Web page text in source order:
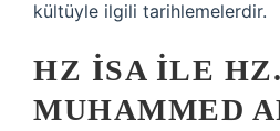
kültüyle ilgili tarihlemelerdir.
HZ İSA ILE HZ.
MUHAMMED